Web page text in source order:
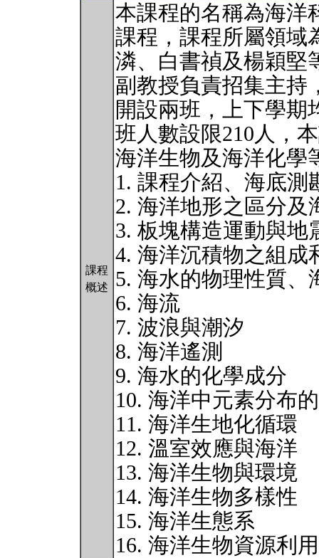
課程
概述
本課程的名稱為海洋
課程，課程所屬領域
潾、白書禎及楊穎堅
副教授負責招集主持
開設兩班，上下學期
班人數設限210人，
海洋生物及海洋化學
1. 課程介紹、海底測
2. 海洋地形之區分及
3. 板塊構造運動與地
4. 海洋沉積物之組成
5. 海水的物理性質、
6. 海流
7. 波浪與潮汐
8. 海洋遙測
9. 海水的化學成分
10. 海洋中元素分布
11. 海洋生地化循環
12. 溫室效應與海洋
13. 海洋生物與環境
14. 海洋生物多樣性
15. 海洋生態系
16. 海洋生物資源利